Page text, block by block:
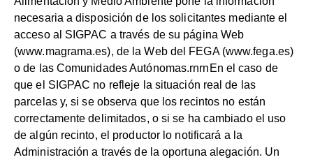
necesaria a disposición de los solicitantes mediante el
acceso al SIGPAC a través de su página Web
(www.magrama.es), de la Web del FEGA (www.fega.es)
o de las Comunidades Autónomas.rnrnEn el caso de
que el SIGPAC no refleje la situación real de las
parcelas y, si se observa que los recintos no están
correctamente delimitados, o si se ha cambiado el uso
de algún recinto, el productor lo notificará a la
Administración a través de la oportuna alegación. Un